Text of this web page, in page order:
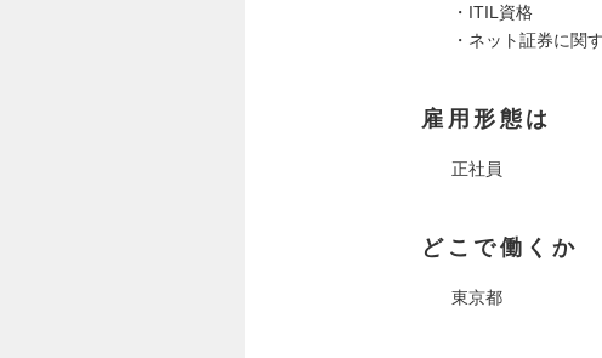
・ITIL資格
・ネット証券に関
雇用形態は
正社員
どこで働くか
東京都